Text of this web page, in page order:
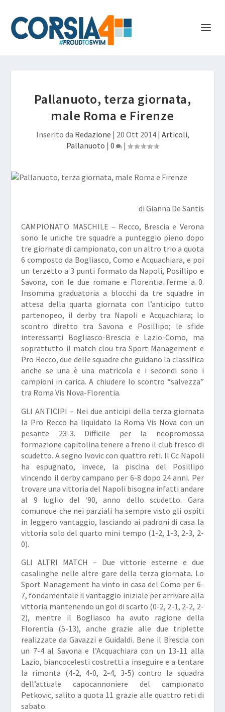
Pallanuoto, terza giornata,
male Roma e Firenze
Inserito da Redazione | 20 Ott 2014| Articoli,
Pallanuoto | 0 |
di Gianna De Santis
CAMPIONATO MASCHILE – Recco, Brescia e Verona
sono le uniche tre squadre a punteggio pieno dopo
tre giornate di campionato, con un altro trio a quota
6 composto da Bogliasco, Como e Acquachiara, e poi
un terzetto a 3 punti formato da Napoli, Posillipo e
Savona, con le due romane e Florentia ferme a 0.
Insomma graduatoria a blocchi da tre squadre in
attesa della quarta giornata con l’anticipo tutto
partenopeo, il derby tra Napoli e Acquachiara; lo
scontro diretto tra Savona e Posillipo; le sfide
interessanti Bogliasco-Brescia e Lazio-Como, ma
soprattutto il match clou tra Sport Management e
Pro Recco, due delle squadre che guidano la classifica
anche se una è una matricola e i secondi sono i
campioni in carica. A chiudere lo scontro “salvezza”
tra Roma Vis Nova-Florentia.
GLI ANTICIPI – Nei due anticipi della terza giornata
la Pro Recco ha liquidato la Roma Vis Nova con un
pesante 23-3. Difficile per la neopromossa
formazione capitolina tenere a freno il club fresco di
scudetto. A segno Ivovic con quattro reti. Il Cc Napoli
ha espugnato, invece, la piscina del Posillipo
vincendo il derby campano per 6-8 dopo 24 anni. Per
trovare una vittoria del Napoli bisogna infatti andare
al 9 luglio del ‘90, anno dello scudetto. Gara
comunque che nei parziali ha sempre visto gli ospiti
in leggero vantaggio, lasciando ai padroni di casa la
vittoria solo del quarto mini tempo (1-2, 1-3, 2-3, 2-
0).
GLI ALTRI MATCH – Due vittorie esterne e due
casalinghe nelle altre gare della terza giornata. Lo
Sport Management ha vinto in casa del Como per 6-
7, fondamentale il vantaggio iniziale per arrivare alla
vittoria mantenendo un gol di scarto (0-2, 2-1, 2-2, 2-
2), mentre il Bogliasco ha avuto ragione della
Florentia (5-13), anche grazie alle due triplette
realizzate da Gavazzi e Guidaldi. Bene il Brescia con
un 7-4 al Savona e l’Acquachiara con un 13-11 alla
Lazio, biancocelesti costretti a inseguire e a tentare
la rimonta (4-2, 4-0, 2-4, 3-5) contro la squadra
dell’attuale capocannoniere del campionato
Petkovic, salito a quota 11 grazie alle quattro reti di
sabato.